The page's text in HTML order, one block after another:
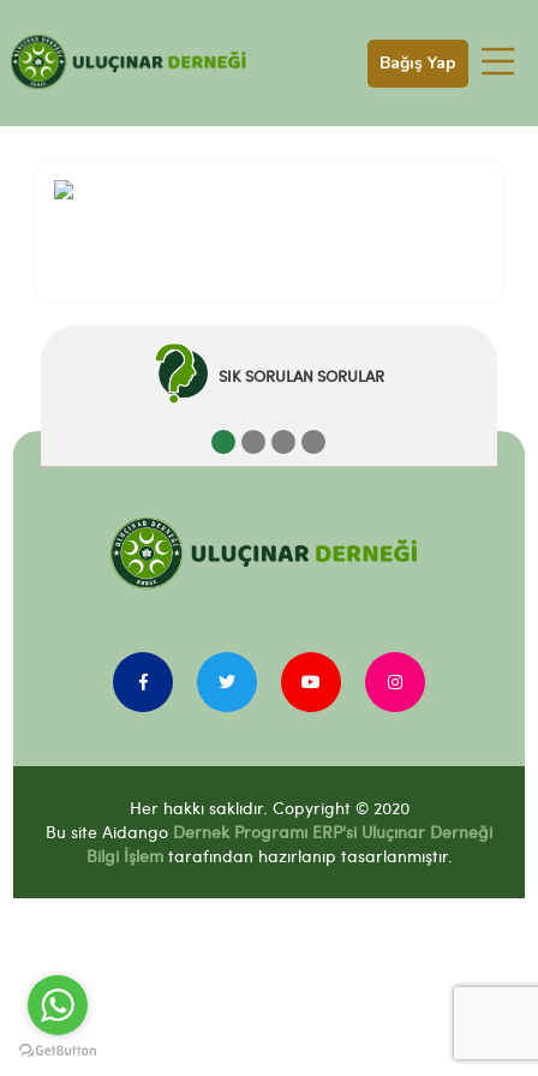
Bağış Yap
SIK SORULAN SORULAR
Her hakkı saklıdır. Copyright © 2020
Bu site Aidango Dernek Programı ERP'si Uluçınar Derneği
Bilgi İşlemtarafından hazırlanıp tasarlanmıştır.